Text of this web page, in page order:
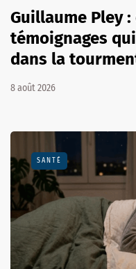
Guillaume Pley
témoignages
dans la
8 août 2026
SANTÉ